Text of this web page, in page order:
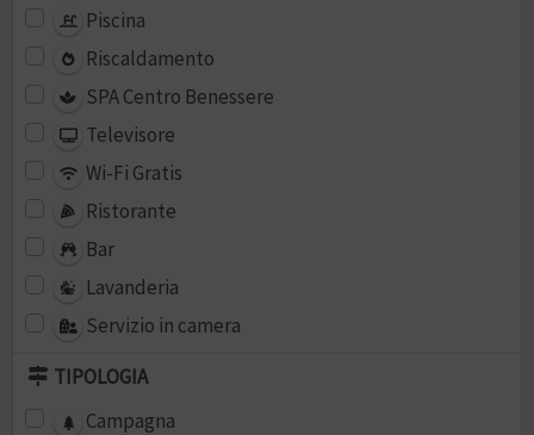
Piscina
Riscaldamento
SPA Centro Benessere
Televisore
Wi-Fi Gratis
Ristorante
Bar
Lavanderia
Servizio in camera
TIPOLOGIA
Campagna